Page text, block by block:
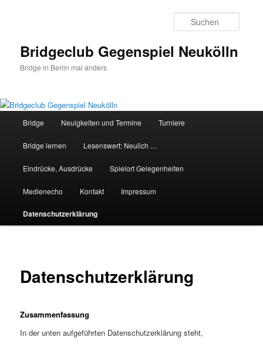
Bridgeclub Gegenspiel Neukölln
Bridge in Berlin mal anders
Bridge Neuigkeiten und Termine Turniere
Bridge lernen Lesenswert: Neulich …
Eindrücke, Ausdrücke Spielort Gelegenheiten
Medienecho Kontakt Impressum
Datenschutzerklärung
Datenschutzerklärung
Zusammenfassung
In der unten aufgeführten Datenschutzerklärung steht,